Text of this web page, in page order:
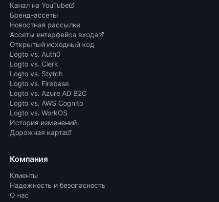
Канал на YouTube
Бренд-ассеты
Новостная рассылка
Ассеты интерфейса входа
Открытый исходный код
Logto vs. Auth0
Logto vs. Clerk
Logto vs. Stytch
Logto vs. Firebase
Logto vs. Azure AD B2C
Logto vs. AWS Cognito
Logto vs. WorkOS
История изменений
Дорожная карта
Компания
Клиенты
Надежность и безопасность
О нас